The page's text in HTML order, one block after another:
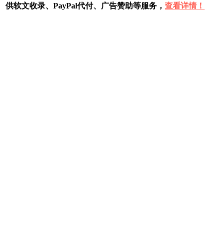
供软文收录、PayPal代付、广告赞助等服务， 查看详情！